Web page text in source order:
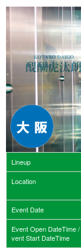
Lineup
Location
Event Date
Event Open DateTime
vent Start DateTime